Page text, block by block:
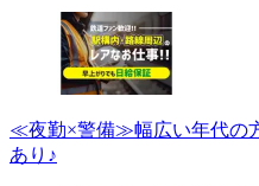
≪夜勤×警備≫幅広い年代の
あり♪